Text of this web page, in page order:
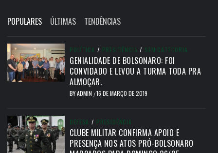
POPULARES ÚLTIMAS TENDÊNCIAS
POLÍTICA / PRESIDÊNCIA / SEM CATEGORIA
GENIALIDADE DE BOLSONARO: FOI
CONVIDADO E LEVOU A TURMA TODA PRA
ALMOÇAR.
BYADMIN /16 DE MARÇO DE 2019
DEFESA / PRESIDÊNCIA
CLUBE MILITAR CONFIRMA APOIO E
PRESENÇA NOS ATOS PRÓ-BOLSONARO